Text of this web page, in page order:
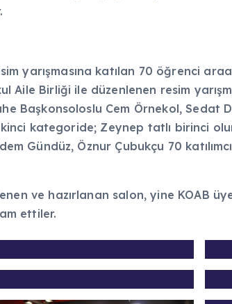
yarışmasına katılan 70 öğrenci
Aile Birliği ile düzenlenen resim
Başkonsoloslu Cem Örnekol, Sedat
kategoride; Zeynep tatlı birinci
Gündüz, Öznur Çubukçu 70
ve hazırlanan salon, yine KOAB
ettiler.